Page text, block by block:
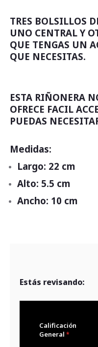
TRES BOLSILLOS
UNO CENTRAL Y
QUE TENGAS UN
QUE NECESITAS.
ESTA RIÑONERA
OFRECE FACIL
PUEDAS
Medidas:
Largo: 22 cm
Alto: 5.5 cm
Ancho: 10 cm
Estás revisando:
Calificación
General